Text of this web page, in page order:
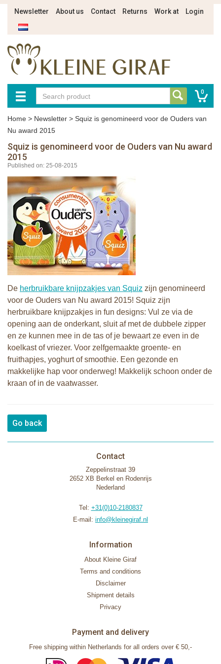
Newsletter About us Contact Returns Work at Login
0
Home > Newsletter > Squiz is genomineerd voor de Ouders van
Nu award 2015
Squiz is genomineerd voor de Ouders van Nu award
2015
Published on: 25-08-2015
De herbruikbare knijpzakjes van Squiz zijn genomineerd
voor de Ouders van Nu award 2015! Squiz zijn
herbruikbare knijpzakjes in fun designs: Vul ze via de
opening aan de onderkant, sluit af met de dubbele zipper
en ze kunnen mee in de tas of je bewaart ze even in de
koelkast of vriezer. Voor zelfgemaakte groente- en
fruithapjes, yoghurt of smoothie. Een gezonde en
makkelijke hap voor onderweg! Makkelijk schoon onder de
kraan of in de vaatwasser.
Go back
Contact
Zeppelinstraat 39
2652 XB Berkel en Rodenrijs
Nederland
Tel: +31(0)10-2180837
E-mail: info@kleinegiraf.nl
Information
About Kleine Giraf
Terms and conditions
Disclaimer
Shipment details
Privacy
Payment and delivery
Free shipping within Netherlands for all orders over € 50,-